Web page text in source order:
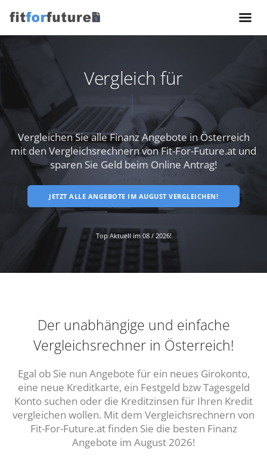
Vergleich für
Tag
Vergleichen Sie alle Finanz Angebote in Österreich
mit den Vergleichsrechnernvon Fit-For-Future.at und
sparen Sie Geld beim Online Antrag!
JETZT ALLE ANGEBOTE IM AUGUST VERGLEICHEN!
Top Aktuell im 08 / 2026!
Der unabhängige und einfache
Vergleichsrechner in Österreich!
Egal ob Sie nun Angebote für ein neues Girokonto,
eine neue Kreditkarte, ein Festgeld bzw Tagesgeld
Konto suchen oder die Kreditzinsen für Ihren Kredit
vergleichen wollen. Mit dem Vergleichsrechnern von
Fit-For-Future.at finden Sie die besten Finanz
Angebote im August 2026!